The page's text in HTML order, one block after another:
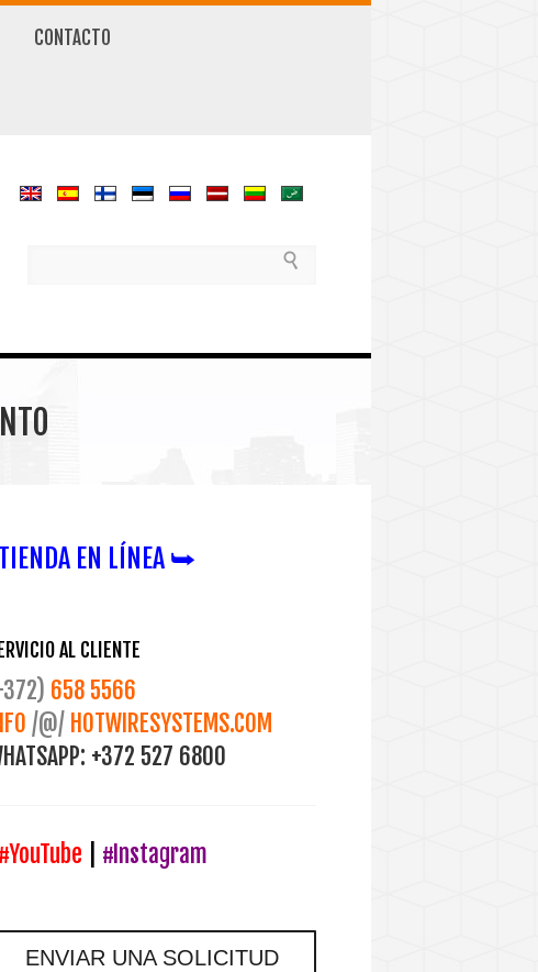
CONTACTO
TIENDA EN LÍNEA ⮩
AL CLIENTE
658 5566
/@/ HOTWIRESYSTEMS.COM
+372 527 6800
#YouTube #Instagram
ENVIAR UNA SOLICITUD